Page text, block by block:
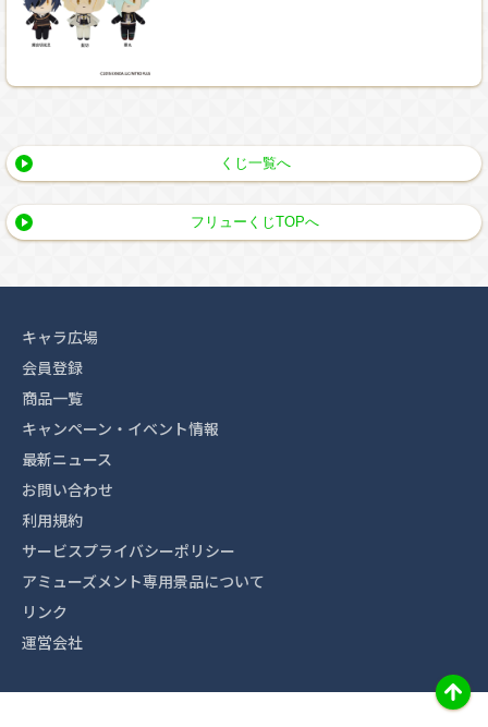
くじ一覧へ
フリューくじTOPへ
キャラ広場
会員登録
商品一覧
キャンペーン・イベント情報
最新ニュース
お問い合わせ
利用規約
サービスプライバシーポリシー
アミューズメント専用景品について
リンク
運営会社